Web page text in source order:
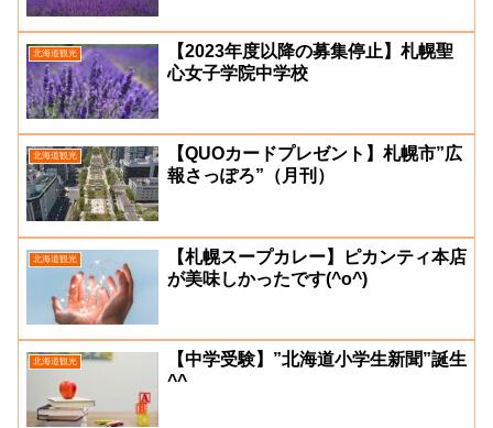
北海道観光
【2023年度以降の募集停止】札幌聖
心女子学院中学校
北海道観光
【QUOカードプレゼント】札幌市”広
報さっぽろ”（月刊）
北海道観光
【札幌スープカレー】ピカンティ本店
が美味しかったです(^o^)
北海道観光
【中学受験】”北海道小学生新聞”誕生
^^